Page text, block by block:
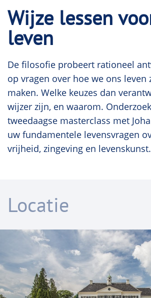
en filosoof John Stuart Mill,
De
Sisyphusvan de Franse schrijver
filosoof Albert Camus, en
Britse auteur en filosoof Tom
Op dag één bespreken we de
Lamettrie en van Mill. De vraag
eeuwse enfant terrible Lamettrie
stelt, houdt ons al millennia bezig:
mens gelukkig? Wat is geluk?
bereiken door doelbewuste,
handelingen, of is het eerder iets
gaan dieper in op de empirische
medische kwesties is evident.
zichzelf eerder ongelukkig
vatbaar voor depressies en
aandoeningen, maar hebben
lichamelijke klachten.
Wijze lessen
leven
De filosofie probeert rationeel
op vragen over hoe we ons leven
maken. Welke keuzes dan
wijzer zijn, en waarom.
tweedaagse masterclass met
uw fundamentele levensvragen
vrijheid, zingeving en levenskunst.
Locatie